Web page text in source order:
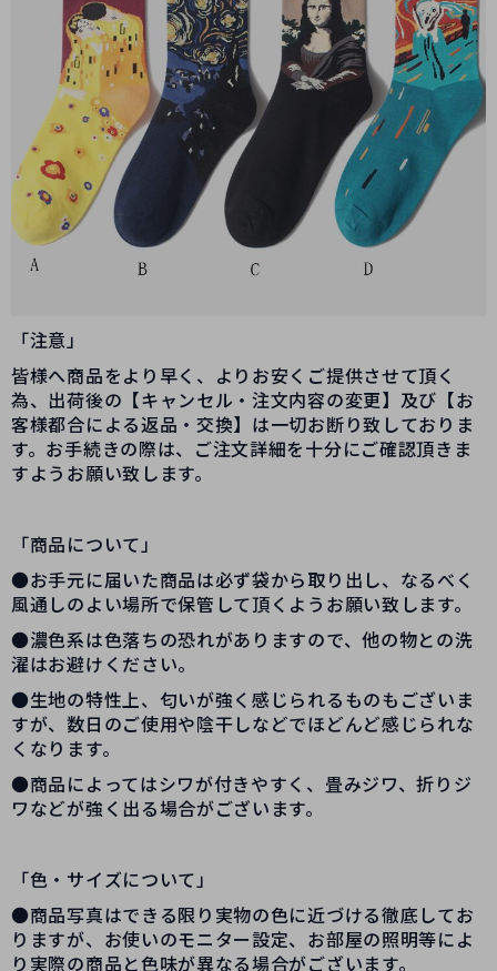
「注意」
皆様へ商品をより早く、よりお安くご提供させて頂く
為、出荷後の【キャンセル・注文内容の変更】及び【お
客様都合による返品・交換】は一切お断り致しておりま
す。お手続きの際は、ご注文詳細を十分にご確認頂きま
すようお願い致します。
「商品について」
●お手元に届いた商品は必ず袋から取り出し、なるべく
風通しのよい場所で保管して頂くようお願い致します。
●濃色系は色落ちの恐れがありますので、他の物との洗
濯はお避けください。
●生地の特性上、匂いが強く感じられるものもございま
すが、数日のご使用や陰干しなどでほどんど感じられな
くなります。
●商品によってはシワが付きやすく、畳みジワ、折りジ
ワなどが強く出る場合がございます。
「色・サイズについて」
●商品写真はできる限り実物の色に近づける徹底してお
りますが、お使いのモニター設定、お部屋の照明等によ
り実際の商品と色味が異なる場合がございます。